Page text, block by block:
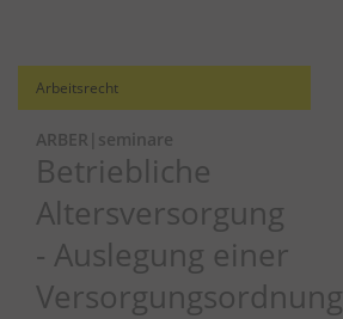
Arbeitsrecht
ARBER|seminare
Betriebliche
Altersversorgung
- Auslegung einer
Versorgungsordnung